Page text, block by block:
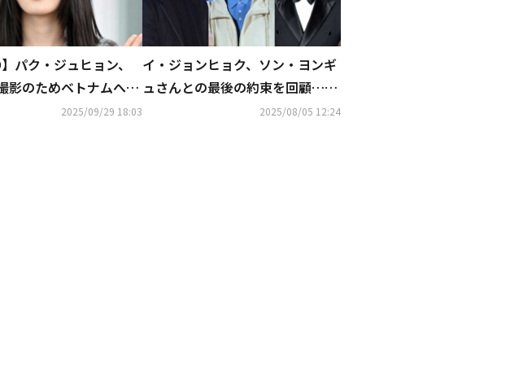
】パク・ジュヒョン、
影のためベトナムへ出
2025/09/29 18:03
イ・ジョンヒョク、ソン・ヨンギ
ュさんとの最後の約束を回顧…同
僚俳優からの哀悼続く2025/08/05 12:24